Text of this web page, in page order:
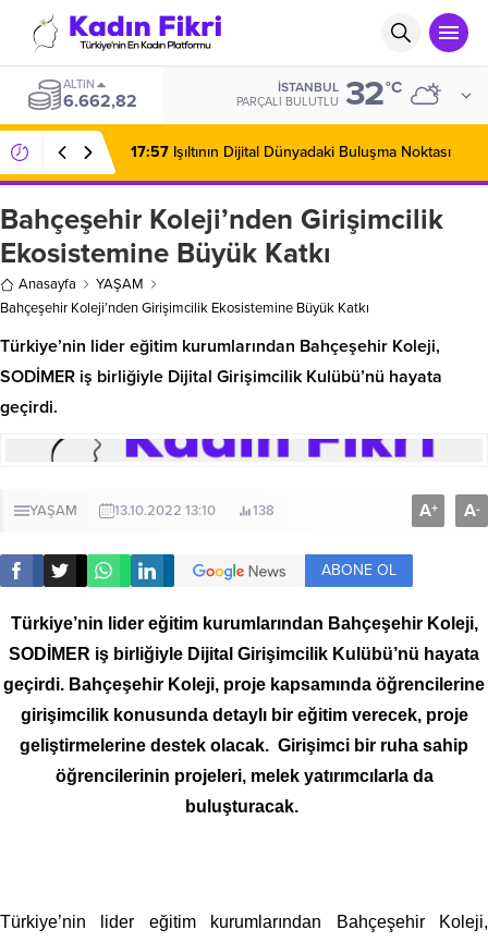
ALTIN
6.662,82
İSTANBUL
PARÇALI BULUTLU 32°C
17:57 Işıltının Dijital Dünyadaki Buluşma Noktası
Bahçeşehir Koleji’nden Girişimcilik
Ekosistemine Büyük Katkı
Anasayfa
YAŞAM
Bahçeşehir Koleji’nden Girişimcilik Ekosistemine Büyük Katkı
Türkiye’nin lider eğitim kurumlarından Bahçeşehir Koleji,
SODİMER iş birliğiyle Dijital Girişimcilik Kulübü’nü hayata
geçirdi.
YAŞAM 13.10.2022 13:10 138 A+ A-
ABONE OL
Türkiye’nin lider eğitim kurumlarından Bahçeşehir Koleji,
SODİMER iş birliğiyle Dijital Girişimcilik Kulübü’nü hayata
geçirdi. Bahçeşehir Koleji, proje kapsamında öğrencilerine
girişimcilik konusunda detaylı bir eğitim verecek, proje
geliştirmelerine destek olacak. Girişimci bir ruha sahip
öğrencilerinin projeleri, melek yatırımcılarla da
buluşturacak.
Türkiye’nin lider eğitim kurumlarından Bahçeşehir Koleji,